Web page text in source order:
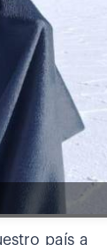
país a